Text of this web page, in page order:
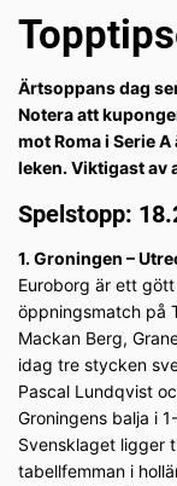
Ärtsoppans dag
Notera att
mot Roma i Serie
leken. Viktigast av
Spelstopp:
1. Groningen –
Euroborg är ett
öppningsmatch på
Mackan Berg,
idag tre stycken
Pascal Lundqvist
Groningens balja i
Svensklaget ligger
tabellfemman i